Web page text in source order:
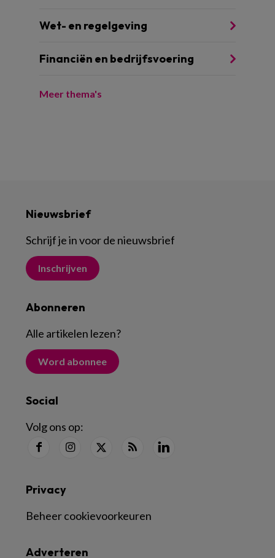
Wet- en regelgeving
Financiën en bedrijfsvoering
Meer thema's
Nieuwsbrief
Schrijf je in voor de nieuwsbrief
Inschrijven
Abonneren
Alle artikelen lezen?
Word abonnee
Social
Volg ons op:
Adverteren
Privacy
Beheer cookievoorkeuren